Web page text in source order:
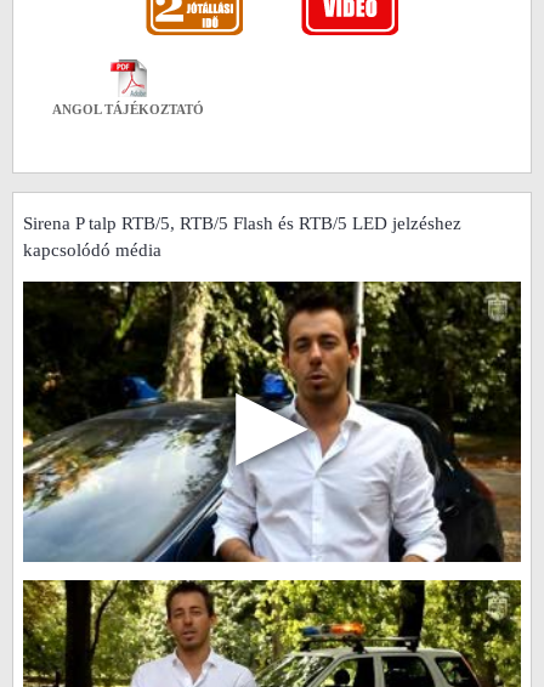
ANGOL TÁJÉKOZTATÓ
Sirena P talp RTB/5, RTB/5 Flash és RTB/5 LED jelzéshez
kapcsolódó média
▶